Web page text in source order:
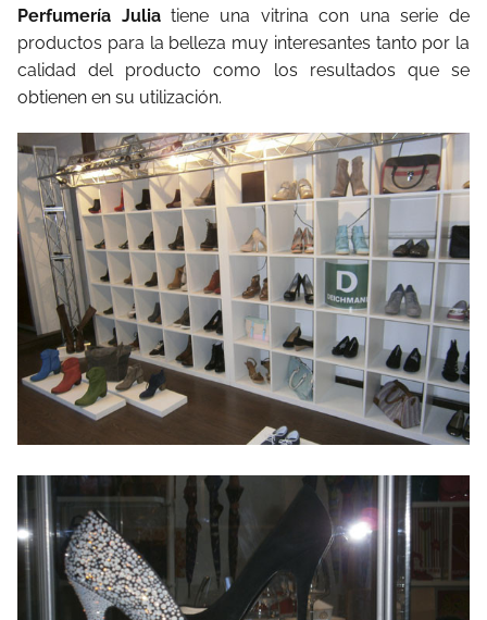
Perfumería Juliatiene una vitrina con una serie de
productos para la belleza muy interesantes tanto por la
calidad del producto como los resultados que se
obtienen en su utilización.